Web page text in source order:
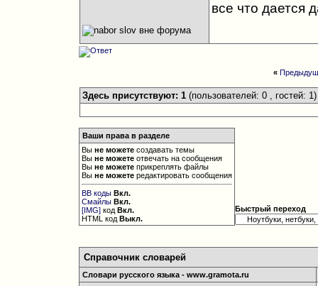
все что дается
«
Здесь присутствуют: 1 (пользователей: 0 , гостей: 1)
Ваши права в разделе
Выне можете создавать темы
Выне можете отвечать на сообщения
Выне можете прикреплять файлы
Выне можете редактировать сообщения
BB коды Вкл.
Смайлы Вкл.
[IMG] кодВкл.
HTML кодВыкл.
Быстрый переход
Справочник словарей
Словари русского языка - www.gramota.ru